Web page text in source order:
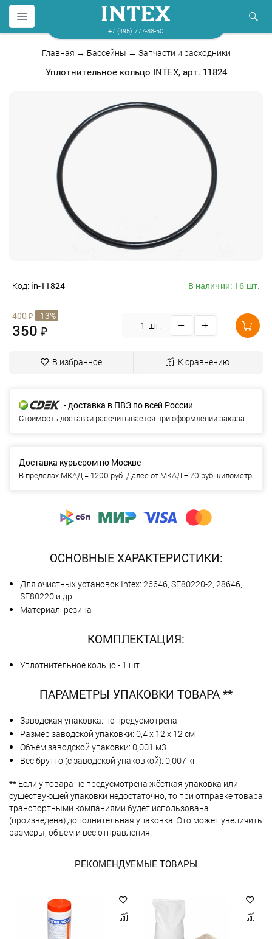
+7 (495) 777-88-50
Главная → Бассейны → Запчасти и расходники
Уплотнительное кольцо INTEX, арт. 11824
Код: in-11824 В наличии: 16 шт.
400₽ -13%
350 ₽ шт.
В избранное К сравнению
- доставка в ПВЗ по всей России
Стоимость доставки рассчитывается при оформлении заказа
Доставка курьером по Москве
В пределах МКАД = 1200 руб. Далее от МКАД + 70 руб. километр
ОСНОВНЫЕ ХАРАКТЕРИСТИКИ:
Для очистных установок Intex: 26646, SF80220-2, 28646,
SF80220 и др
Материал: резина
КОМПЛЕКТАЦИЯ:
Уплотнительное кольцо - 1 шт
ПАРАМЕТРЫ УПАКОВКИ ТОВАРА **
Заводская упаковка: не предусмотрена
Размер заводской упаковки: 0,4 х 12 х 12 см
Объём заводской упаковки: 0,001 м3
Вес брутто (с заводской упаковкой): 0,007 кг
** Если у товара не предусмотрена жёсткая упаковка или
существующей упаковки недостаточно, то при отправке товара
транспортными компаниями будет использована
(произведена) дополнительная упаковка. Это может увеличить
размеры, объём и вес отправления.
РЕКОМЕНДУЕМЫЕ ТОВАРЫ